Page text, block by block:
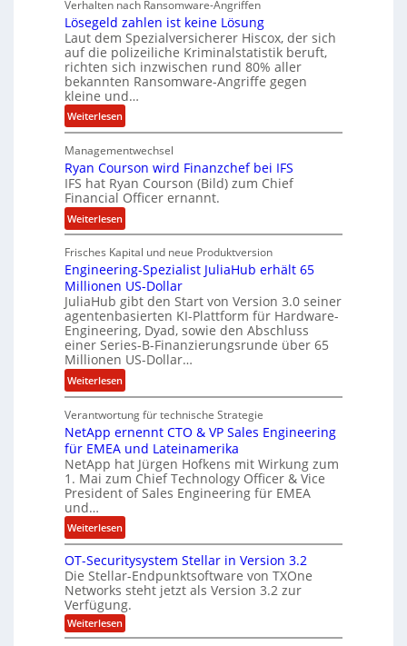
r
S
p
u
r
c
y
a
r
b
e
i
t
e
n
z
u
s
a
m
m
e
n
Verhalten nach Ransomware-Angriffen
Lösegeld zahlen ist keine Lösung
Laut dem Spezialversicherer Hiscox, der sich
auf die polizeiliche Kriminalstatistik beruft,
richten sich inzwischen rund 80% aller
bekannten Ransomware-Angriffe gegen
kleine und…
Weiterlesen:
L
ö
s
e
g
e
l
d
z
a
h
l
e
n
i
s
e
i
n
e
ö
s
u
n
g
Managementwechsel
Ryan Courson wird Finanzchef bei IFS
IFS hat Ryan Courson (Bild) zum Chief
Financial Officer ernannt.
Weiterlesen:
R
y
a
n
C
o
u
r
s
o
i
r
d
F
n
a
n
z
c
h
e
Frisches Kapital und neue Produktversion
Engineering-Spezialist JuliaHub erhält 65
Millionen US-Dollar
JuliaHub gibt den Start von Version 3.0 seiner
agentenbasierten KI-Plattform für Hardware-
Engineering, Dyad, sowie den Abschluss
einer Series-B-Finanzierungsrunde über 65
Millionen US-Dollar…
Weiterlesen:
E
n
g
n
e
e
r
i
g
-
S
p
e
Verantwortung für technische Strategie
NetApp ernennt CTO & VP Sales Engineering
für EMEA und Lateinamerika
NetApp hat Jürgen Hofkens mit Wirkung zum
1. Mai zum Chief Technology Officer & Vice
President of Sales Engineering für EMEA
und…
Weiterlesen:
N
e
t
A
p
p
OT-Securitysystem Stellar in Version 3.2
Die Stellar-Endpunktsoftware von TXOne
Networks steht jetzt als Version 3.2 zur
Verfügung.
Weiterlesen:
O